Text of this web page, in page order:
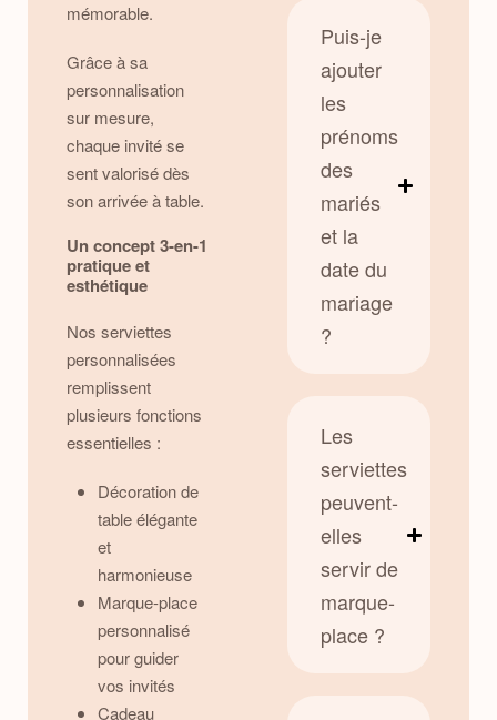
mémorable.
Grâce à sa
personnalisation
sur mesure,
chaque invité se
sent valorisé dès
son arrivée à table.
Un concept 3-en-1
pratique et
esthétique
Nos serviettes
personnalisées
remplissent
plusieurs fonctions
essentielles :
Décoration de
table élégante
et
harmonieuse
Marque-place
personnalisé
pour guider
vos invités
Cadeau
Puis-je
ajouter
les
prénoms
des
mariés
et la
date du
mariage
?
Les
serviettes
peuvent-
elles
servir de
marque-
place ?